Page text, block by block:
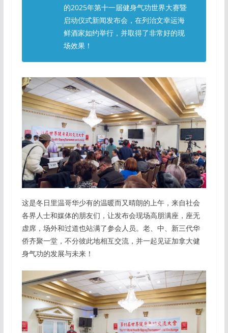
的2025年第十一届健身气功世界大赛暨
启动仪式新闻发布会，在列治文幸运海
鲜酒家如约举行，并取得了非常好的现
场效果！
这是冬日里温哥华少有的温暖而又晴朗的上午，来自社会
各界人士和媒体的朋友们，让发布会现场高朋满座，座无
虚席，场外和过道也站满了参会人员。老、中、新三代华
侨齐聚一堂，不分彼此地相互交流，并一起见证加拿大健
身气功的发展与未来！